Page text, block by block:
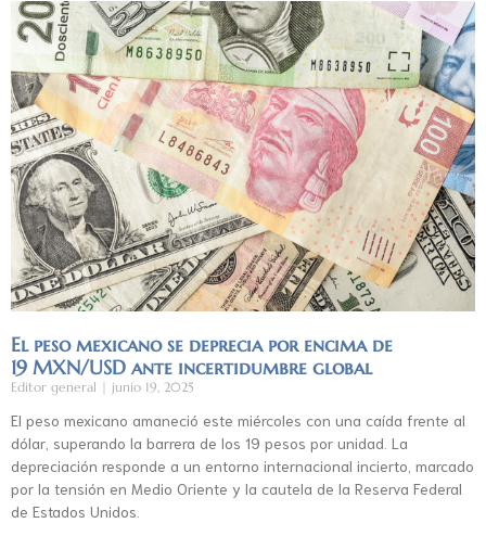
El peso mexicano se deprecia por encima de
19 MXN/USD ante incertidumbre global
Editor general junio 19, 2025
El peso mexicano amaneció este miércoles con una caída frente al
dólar, superando la barrera de los 19 pesos por unidad. La
depreciación responde a un entorno internacional incierto, marcado
por la tensión en Medio Oriente y la cautela de la Reserva Federal
de Estados Unidos.